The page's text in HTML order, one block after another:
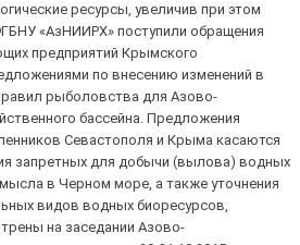
ресурсы, увеличив при этом
«АзНИИРХ» поступили обращения
предприятий Крымского
по внесению изменений в
рыболовства для Азово-
бассейна. Предложения
Севастополя и Крыма касаются
запретных для добычи (вылова) водных
в Черном море, а также уточнения
видов водных биоресурсов,
на заседании Азово-